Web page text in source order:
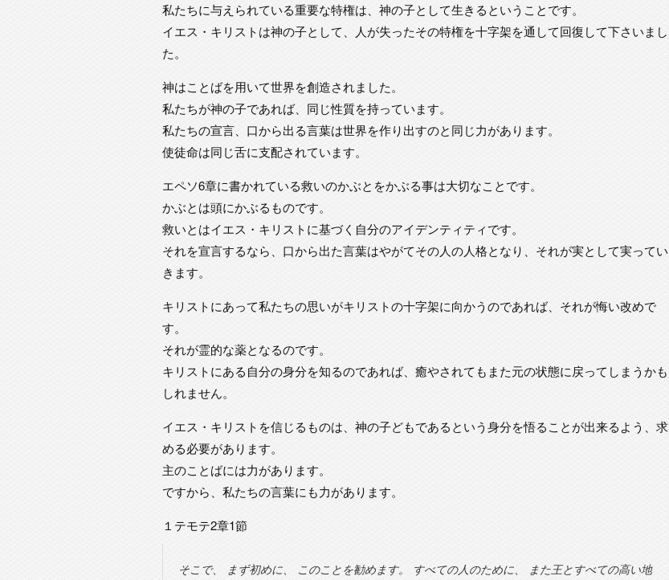
私たちに与えられている重要な特権は、神の子として生きるということです。
イエス・キリストは神の子として、人が失ったその特権を十字架を通して回復して下さいまし
た。
神はことばを用いて世界を創造されました。
私たちが神の子であれば、同じ性質を持っています。
私たちの宣言、口から出る言葉は世界を作り出すのと同じ力があります。
使徒命は同じ舌に支配されています。
エペソ6章に書かれている救いのかぶとをかぶる事は大切なことです。
かぶとは頭にかぶるものです。
救いとはイエス・キリストに基づく自分のアイデンティティです。
それを宣言するなら、口から出た言葉はやがてその人の人格となり、それが実として実ってい
きます。
キリストにあって私たちの思いがキリストの十字架に向かうのであれば、それが悔い改めで
す。
それが霊的な薬となるのです。
キリストにある自分の身分を知るのであれば、癒やされてもまた元の状態に戻ってしまうかも
しれません。
イエス・キリストを信じるものは、神の子どもであるという身分を悟ることが出来るよう、求
める必要があります。
主のことばには力があります。
ですから、私たちの言葉にも力があります。
１テモテ2章1節
そこで、 まず初めに、 このことを勧めます。 すべての人のために、 また王とすべての高い地